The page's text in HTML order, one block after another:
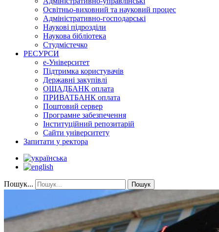
Освітньо-виховний та науковий процес
Адміністративно-господарські
Наукові підрозділи
Наукова бібліотека
Студмістечко
РЕСУРСИ
е-Університет
Підтримка користувачів
Державні закупівлі
ОЩАДБАНК оплата
ПРИВАТБАНК оплата
Поштовий сервер
Програмне забезпечення
Інституційний репозитарій
Сайти університету
Запитати у ректора
Пошук... Пошук